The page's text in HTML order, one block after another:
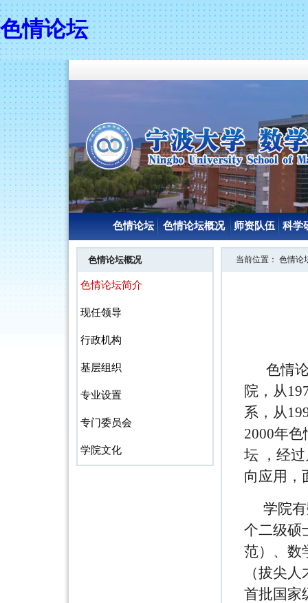
色情论坛
色情论坛 色情论坛概况 师资队伍 科学
色情论坛概况
色情论坛简介
现任领导
行政机构
基层组织
专业设置
专门委员会
学院文化
当前位置： 色情论
色情
院，从
系，从
2000年
坛 ，经
向应用，
学院
个二级硕
范）、数
（拔尖
首批国家